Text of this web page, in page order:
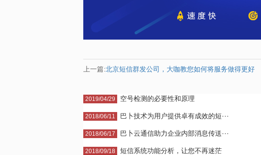
上一篇:北京短信群发公司，大咖教您如何将服务做得更好
2019/04/29 空号检测的必要性和原理
2018/06/11 巴卜技术为用户提供卓有成效的短···
2018/06/17 巴卜云通信助力企业内部消息传送···
2018/09/18 短信系统功能分析，让您不再迷茫